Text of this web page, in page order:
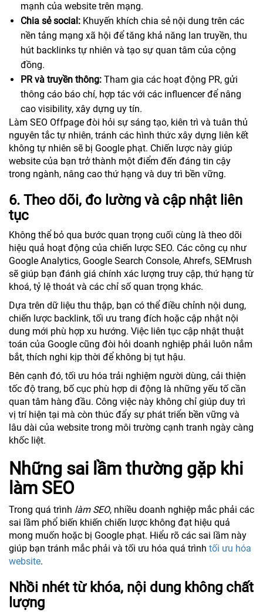
mạnh của website trên mạng.
Chia sẻ social: Khuyến khích chia sẻ nội dung trên các
nền tảng mạng xã hội để tăng khả năng lan truyền, thu
hút backlinks tự nhiên và tạo sự quan tâm của cộng
đồng.
PR và truyền thông: Tham gia các hoạt động PR, gửi
thông cáo báo chí, hợp tác với các influencer để nâng
cao visibility, xây dựng uy tín.
Làm SEO Offpage đòi hỏi sự sáng tạo, kiên trì và tuân thủ
nguyên tắc tự nhiên, tránh các hình thức xây dựng liên kết
không tự nhiên sẽ bị Google phạt. Chiến lược này giúp
website của bạn trở thành một điểm đến đáng tin cậy
trong ngành, nâng cao thứ hạng và duy trì bền vững.
6. Theo dõi, đo lường và cập nhật liên
tục
Không thể bỏ qua bước quan trọng cuối cùng là theo dõi
hiệu quả hoạt động của chiến lược SEO. Các công cụ như
Google Analytics, Google Search Console, Ahrefs, SEMrush
sẽ giúp bạn đánh giá chính xác lượng truy cập, thứ hạng từ
khoá, tỷ lệ thoát và các chỉ số quan trọng khác.
Dựa trên dữ liệu thu thập, bạn có thể điều chỉnh nội dung,
chiến lược backlink, tối ưu trang đích hoặc cập nhật nội
dung mới phù hợp xu hướng. Việc liên tục cập nhật thuật
toán của Google cũng đòi hỏi doanh nghiệp phải luôn nắm
bắt, thích nghi kịp thời để không bị tụt hậu.
Bên cạnh đó, tối ưu hóa trải nghiệm người dùng, cải thiện
tốc độ trang, bố cục phù hợp di động là những yếu tố cần
quan tâm hàng đầu. Công việc này không chỉ giúp duy trì
vị trí hiện tại mà còn thúc đẩy sự phát triển bền vững và
lâu dài của website trong môi trường cạnh tranh ngày càng
khốc liệt.
Những sai lầm thường gặp khi
làm SEO
Trong quá trình làm SEO, nhiều doanh nghiệp mắc phải các
sai lầm phổ biến khiến chiến lược không đạt hiệu quả
mong muốn hoặc bị Google phạt. Hiểu rõ các sai lầm này
giúp bạn tránh mắc phải và tối ưu hóa quá trình tối ưu hóa
website.
Nhồi nhét từ khóa, nội dung không chất
lượng